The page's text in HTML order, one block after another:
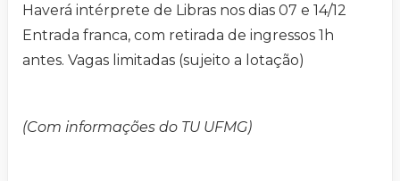
Haverá intérprete de Libras nos dias 07 e 14/12
Entrada franca, com retirada de ingressos 1h
antes. Vagas limitadas (sujeito a lotação)
(Com informações do TU UFMG)